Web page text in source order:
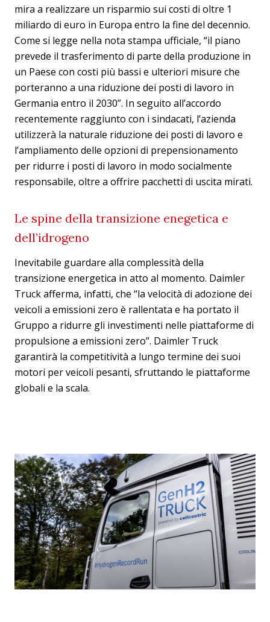
mira a realizzare un risparmio sui costi di oltre 1
miliardo di euro in Europa entro la fine del decennio.
Come si legge nella nota stampa ufficiale, “il piano
prevede il trasferimento di parte della produzione in
un Paese con costi più bassi e ulteriori misure che
porteranno a una riduzione dei posti di lavoro in
Germania entro il 2030”. In seguito all’accordo
recentemente raggiunto con i sindacati, l’azienda
utilizzerà la naturale riduzione dei posti di lavoro e
l’ampliamento delle opzioni di prepensionamento
per ridurre i posti di lavoro in modo socialmente
responsabile, oltre a offrire pacchetti di uscita mirati.
Le spine della transizione enegetica e
dell’idrogeno
Inevitabile guardare alla complessità della
transizione energetica in atto al momento. Daimler
Truck afferma, infatti, che “la velocità di adozione dei
veicoli a emissioni zero è rallentata e ha portato il
Gruppo a ridurre gli investimenti nelle piattaforme di
propulsione a emissioni zero”. Daimler Truck
garantirà la competitività a lungo termine dei suoi
motori per veicoli pesanti, sfruttando le piattaforme
globali e la scala.